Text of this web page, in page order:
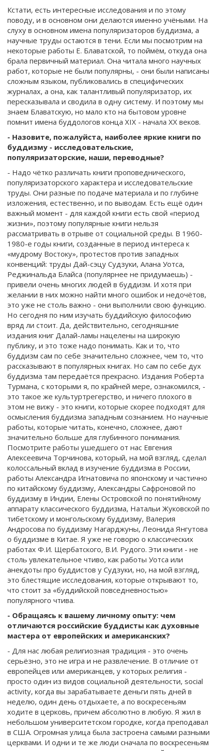
Кстати, есть интересные исследования и по этому
поводу, и в основном они делаются именно учёными. На
слуху в основном имена популяризаторов буддизма, а
научные труды остаются в тени. Если мы посмотрим на
некоторые работы Е. Блаватской, то поймём, откуда она
брала первичный материал. Она читала много научных
работ, которые не были популярны, - они были написаны
сложным языком, публиковались в специфических
журналах, а она, как талантливый популяризатор, их
пересказывала и сводила в одну систему. И поэтому мы
знаем Блаватскую, но мало кто на бытовом уровне
помнит имена буддологов конца XIX - начала XX веков.
- Назовите, пожалуйста, наиболее яркие книги по
буддизму - исследовательские,
популяризаторские, наши, переводные?
- Надо чётко различать книги проповеднического,
популяризаторского характера и исследовательские
труды. Они разные по подаче материала и по глубине
изложения, естественно, и по выводам. Есть ещё один
важный момент - для каждой книги есть свой «период
жизни», поэтому популярные книги нельзя
рассматривать в отрыве от социальной среды. В 1960-
1980-е годы книги, созданные в период интереса к
«мудрому Востоку», протестов против западных
конвенций: труды Дай-сэцу Судзуки, Алана Уотса,
Реджинальда Блайса (популярнее не придумаешь) -
привели очень многих людей в буддизм. И хотя при
желании в них можно найти много ошибок и недочётов,
это уже не столь важно - они выполнили свою функцию.
Но сегодня по ним изучать буддийскую философию
вряд ли стоит. Да, действительно, сегодняшние
издания книг Далай-ламы нацелены на широкую
публику, и это тоже надо понимать. Как и то, что
буддизм сам по себе значительно сложнее, чем то, что
рассказывают в популярных книгах. Но сам по себе дух
буддизма там передаётся прекрасно. Издания Роберта
Турмана, с которыми я, по крайней мере, ознакомился, -
это такое же культуртрегерство, и ничего плохого в
этом не вижу - это книги, которые скорее подходят для
осмысления буддизма западным сознанием. Но научные
работы, которые читать, конечно, сложнее, дают
значительно больше для глубинного понимания.
Посмотрите работы ушедшего от нас Евгения
Алексеевича Торчинова, который, на мой взгляд, сделал
колоссальный вклад в изучение буддизма в России,
работы Александра Игнатовича по японскому и частично
по китайскому буддизму, Александры Сафроновой по
буддизму в Индии, Елены Островской по понятийному
аппарату классического буддизма, Натальи Жуковской по
тибетскому и монгольскому буддизму, Валерия
Андросова по буддизму Нагарджуны, Леонида Янгутова
о буддизме в Китае. Я уже не говорю о классических
работах Ф.И. Щербатского, В.И. Рудого. Эти книги - не
столь увлекательное чтиво, как работы Уотса или
анекдоты про буддистов у Судзуки, но, на мой взгляд,
это блестящие исследования, которые открывают то,
что стоит за «буддийской повседневностью»
популярного чтива.
- Обращаясь к вашему личному опыту: чем
отличаются российские буддисты как духовные
мастера от европейских и американских?
- Для нас любая религиозная традиция - это очень
серьёзно, это не игра и не развлечение. В отличие от
европейцев или американцев, у которых религия -
просто один из видов социальной деятельности, social
activity, когда вы зарабатываете деньги пять дней в
неделю, один день отдыхаете, а по воскресеньям
ходите в церковь, причем абсолютно в любую. Я жил в
небольшом университетском городке, когда преподавал
в США. Огромная улица была застроена самыми разными
церквами. И одни и те же люди сначала по воскресеньям